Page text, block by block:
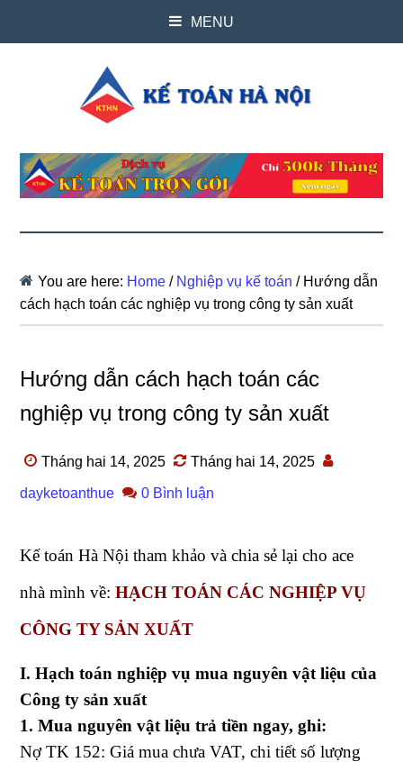
MENU
You are here: Home / Nghiệp vụ kế toán /Hướng dẫn
cách hạch toán các nghiệp vụ trong công ty sản xuất
Hướng dẫn cách hạch toán các
nghiệp vụ trong công ty sản xuất
Tháng hai 14, 2025 Tháng hai 14, 2025
dayketoanthue 0 Bình luận
Kế toán Hà Nội tham khảo và chia sẻ lại cho ace
nhà mình về:HẠCH TOÁN CÁC NGHIỆP VỤ
CÔNG TY SẢN XUẤT
I. Hạch toán nghiệp vụ mua nguyên vật liệu của
Công ty sản xuất
1. Mua nguyên vật liệu trả tiền ngay, ghi:
Nợ TK 152: Giá mua chưa VAT, chi tiết số lượng